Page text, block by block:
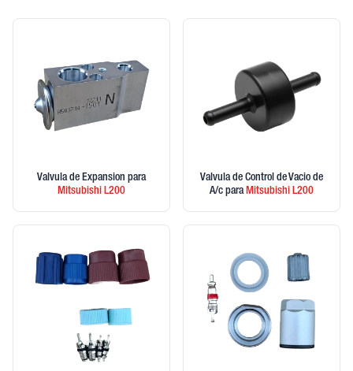
Valvula de Expansion para
Mitsubishi L200
Valvula de Control de Vacio de
A/c paraMitsubishi L200